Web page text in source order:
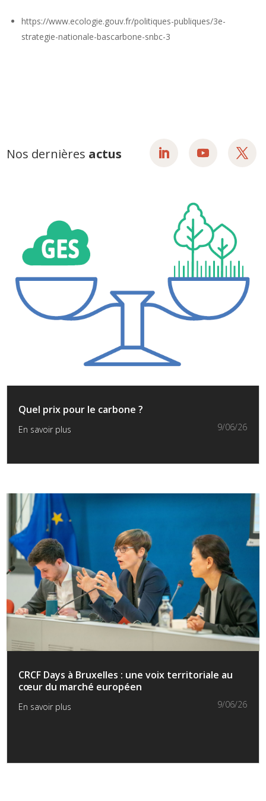
https://www.ecologie.gouv.fr/politiques-publiques/3e-
strategie-nationale-bascarbone-snbc-3
Nos dernières actus
Quel prix pour le carbone ?
9/06/26
En savoir plus
CRCF Days à Bruxelles : une voix territoriale au
cœur du marché européen
9/06/26
En savoir plus